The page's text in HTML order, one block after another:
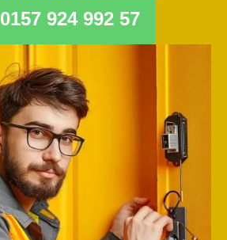
0157 924 992 57